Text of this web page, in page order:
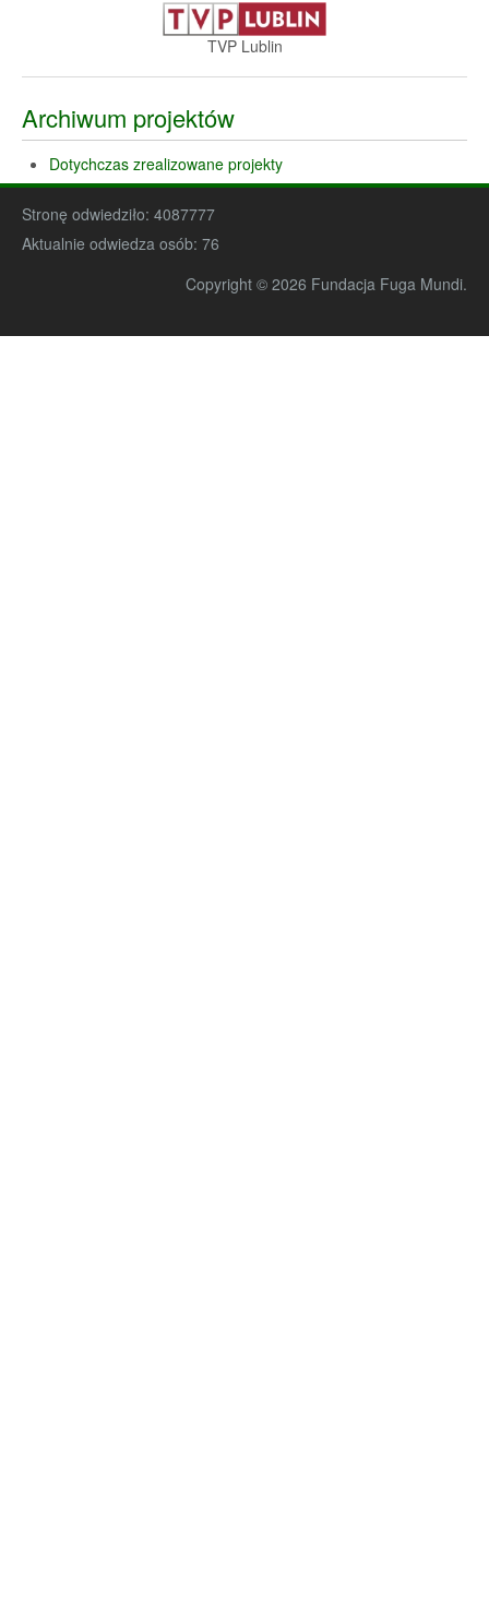
TVP Lublin
Archiwum projektów
Dotychczas zrealizowane projekty
Stronę odwiedziło: 4087777
Aktualnie odwiedza osób: 76
Copyright © 2026 Fundacja Fuga Mundi.